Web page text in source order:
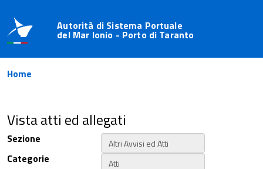
Autorità di Sistema Portuale
del Mar Ionio - Porto di Taranto
Home
Vista atti ed allegati
Sezione
Categorie